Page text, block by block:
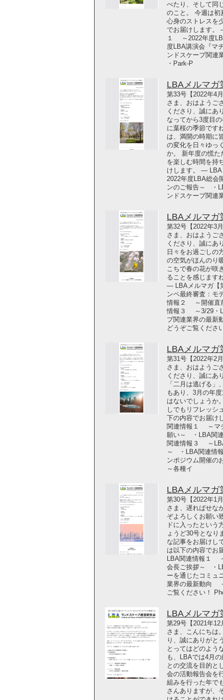
べたり、そして同
のこと。 今週は初
心身のストレスを
でお届けします。
１ ～2022年度
度LBA講演会『マ
ンドスケープ関
・Park-P
LBAメルマガ
第33号【2022年4
さま、おはようご
くださり、誠に
なってから3度目
に葉桜の季節です
は、満開の時期に
の変化を日々ゆっ
か。 新年度の慌た
を楽しむ時間を持
けします。 ―
2022年度LBA総
ンのご報告～ ・
ンドスケープ関
LBAメルマガ
第32号【2022年3
さま、おはようご
くださり、誠に
日々をお過ごしの
の空気がほんのり
こちで春の花が咲
ることを感じます
― LBAメルマガ【
ンペ最終審査：モ
情報２ ～開催直
情報３ ～3/29・
プ関連業界の最
どうぞご覧くださ
LBAメルマガ
第31号【2022年2
さま、おはようご
くださり、誠に
「二月は逃げる
もあり、3月の年
はないでしょうか
しでもリフレッシ
下の内容でお届け
関連情報１ ～マ
願い～ ・LBA関
関連情報３ ～
～ ・LBA関連情
ンポジウム開催
～各種イ
LBAメルマガ
第30号【2022年1
さま、遅ればせな
ぞよろしくお願い
ドに入ったという
ょうど30号となり
な記事をお届けし
は以下の内容でお
LBA関連情報１
会長ご挨拶～ ・
ーを通じたコミュ
業界の最新動向
ご覧ください！
LBAメルマガ
第29号【2021年
さま、こんにちは
り、誠にありが
とってはどのよう
も、LBAでは4月
との交流を目的と
会の活動報告会を
組みを行った年で
さんありますが、